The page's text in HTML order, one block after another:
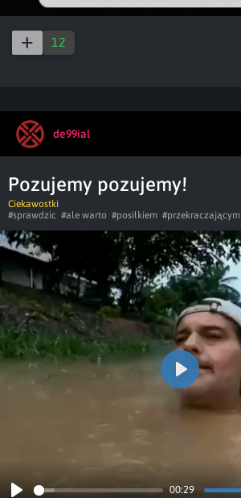
12
de99ial
Pozujemy pozujemy!
Ciekawostki
#sprawdzic #ale warto #posiłkiem #przekraczającym
00:29
Play